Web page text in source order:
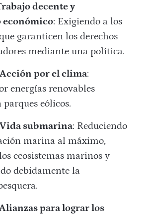
decente y
: Exigiendo a los
garanticen los derechos
mediante una política.
por el clima:
energías renovables
parques eólicos.
submarina: Reduciendo
marina al máximo,
ecosistemas marinos y
debidamente la
para lograr los